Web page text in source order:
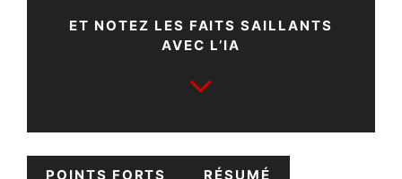
ET NOTEZ LES FAITS SAILLANTS
AVEC L’IA
POINTS FORTS RÉSUMÉ